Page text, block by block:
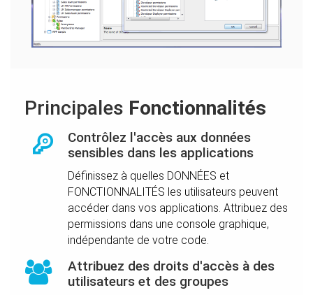
Principales Fonctionnalités
Contrôlez l'accès aux données
sensibles dans les applications
Définissez à quelles DONNÉES et
FONCTIONNALITÉS les utilisateurs peuvent
accéder dans vos applications. Attribuez des
permissions dans une console graphique,
indépendante de votre code.
Attribuez des droits d'accès à des
utilisateurs et des groupes